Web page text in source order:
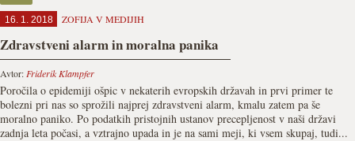
16. 1. 2018 ZOFIJA V MEDIJIH
Zdravstveni alarm in moralna panika
Avtor: Friderik Klampfer
Poročila o epidemiji ošpic v nekaterih evropskih državah in prvi primer te
bolezni pri nas so sprožili najprej zdravstveni alarm, kmalu zatem pa še
moralno paniko. Po podatkih pristojnih ustanov precepljenost v naši državi
zadnja leta počasi, a vztrajno upada in je na sami meji, ki vsem skupaj, tudi...